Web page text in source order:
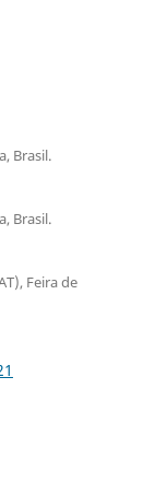
Brasil.
Brasil.
Feira de